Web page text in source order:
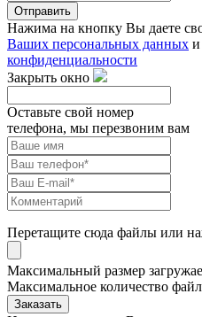
Отправить
Нажима на кнопку Вы даете
Ваших персональных данных и
конфиденциальности
Закрыть окно
Оставьте свой номер
телефона, мы перезвоним вам
Перетащите сюда файлы или
Максимальный размер
Максимальное количество
Заказать